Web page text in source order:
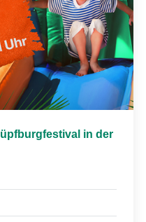
in der